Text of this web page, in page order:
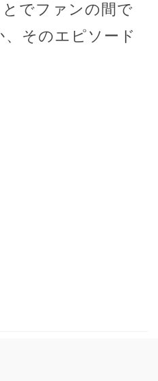
でファンの間で
そのエピソード